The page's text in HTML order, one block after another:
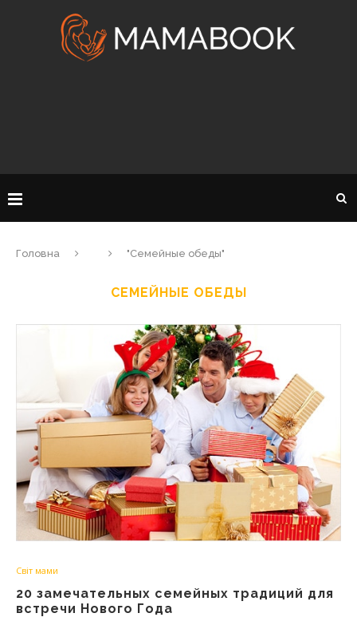
Головна "Семейные обеды"
СЕМЕЙНЫЕ ОБЕДЫ
Світ мами
20 замечательных семейных традиций для
встречи Нового Года